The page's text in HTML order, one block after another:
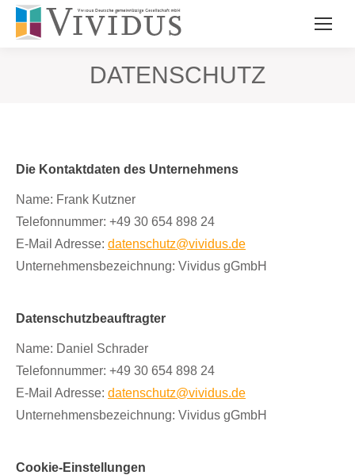
DATENSCHUTZ
Die Kontaktdaten des Unternehmens
Name: Frank Kutzner
Telefonnummer: +49 30 654 898 24
E-Mail Adresse: datenschutz@vividus.de
Unternehmensbezeichnung: Vividus gGmbH
Datenschutzbeauftragter
Name: Daniel Schrader
Telefonnummer: +49 30 654 898 24
E-Mail Adresse: datenschutz@vividus.de
Unternehmensbezeichnung: Vividus gGmbH
Cookie-Einstellungen